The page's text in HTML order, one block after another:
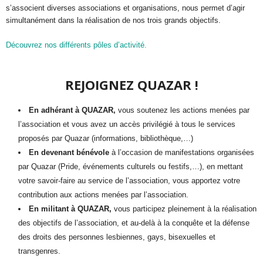
s’associent diverses associations et organisations, nous permet d’agir
simultanément dans la réalisation de nos trois grands objectifs.
Découvrez nos différents pôles d’activité.
REJOIGNEZ QUAZAR !
En adhérant à QUAZAR, vous soutenez les actions menées par
l’association et vous avez un accès privilégié à tous le services
proposés par Quazar (informations, bibliothèque,…)
En devenant bénévole à l’occasion de manifestations organisées
par Quazar (Pride, événements culturels ou festifs,…), en mettant
votre savoir-faire au service de l’association, vous apportez votre
contribution aux actions menées par l’association.
En militant à QUAZAR, vous participez pleinement à la réalisation
des objectifs de l’association, et au-delà à la conquête et la défense
des droits des personnes lesbiennes, gays, bisexuelles et
transgenres.